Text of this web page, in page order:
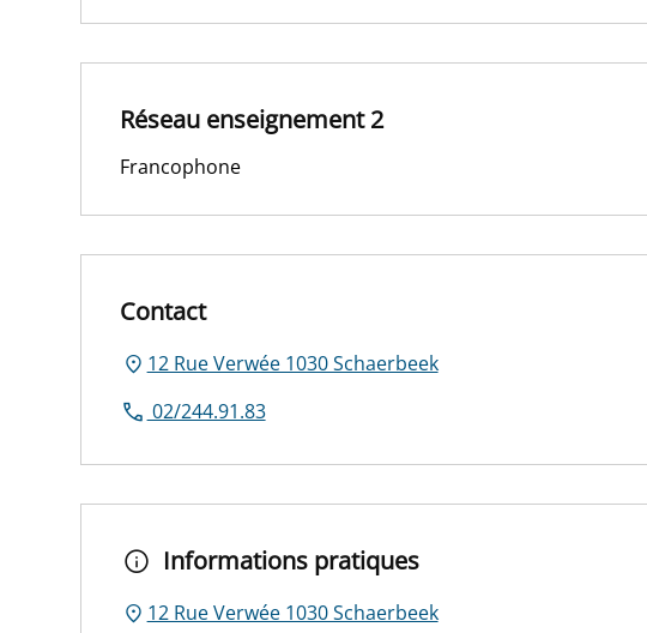
Réseau enseignement 2
Francophone
Contact
12 Rue Verwée 1030 Schaerbeek
02/244.91.83
Informations pratiques
12 Rue Verwée 1030 Schaerbeek